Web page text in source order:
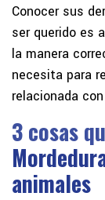
Conocer sus
ser querido es
la manera
necesita para
relacionada
3 cosas
animales